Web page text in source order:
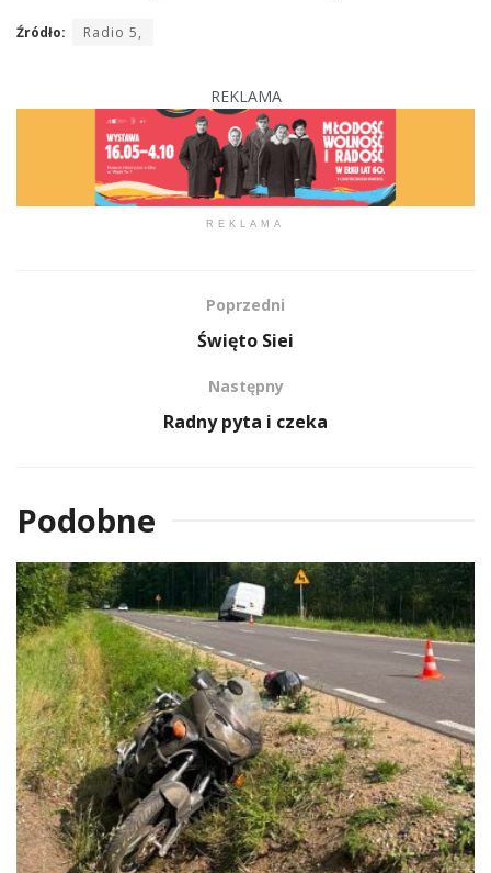
Źródło: Radio 5,
REKLAMA
REKLAMA
Poprzedni
Święto Siei
Następny
Radny pyta i czeka
Podobne